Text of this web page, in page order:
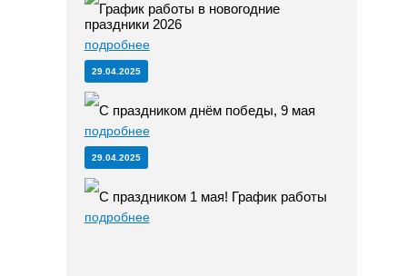
График работы в новогодние
праздники 2026
подробнее
29.04.2025
С праздником днём победы, 9 мая
подробнее
29.04.2025
С праздником 1 мая! График работы
подробнее